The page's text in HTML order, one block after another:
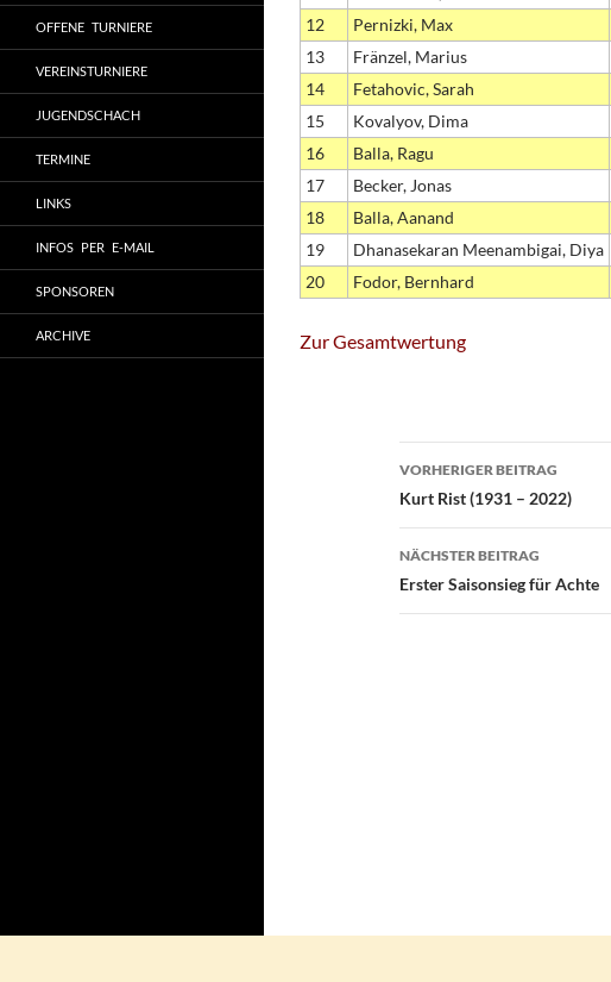
12
Pernizki, Max
13
Fränzel, Marius
14
Fetahovic, Sarah
15
Kovalyov, Dima
16
Balla, Ragu
17
Becker, Jonas
18
Balla, Aanand
19
Dhanasekaran Meenambigai, Diya
20
Fodor, Bernhard
Zur Gesamtwertung
VORHERIGER BEITRAG
Kurt Rist (1931 – 2022)
NÄCHSTER BEITRAG
Erster Saisonsieg für Achte
OFFENE TURNIERE
VEREINSTURNIERE
JUGENDSCHACH
TERMINE
LINKS
INFOS PER E-MAIL
SPONSOREN
ARCHIVE